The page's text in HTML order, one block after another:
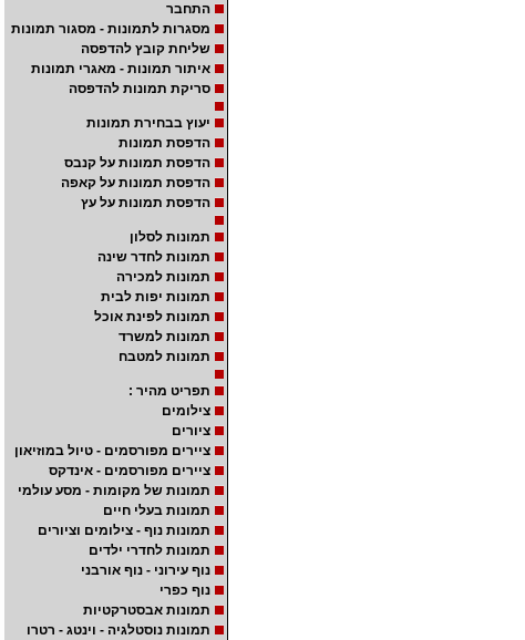
התחבר
מסגרות לתמונות - מסגור תמונות
שליחת קובץ להדפסה
איתור תמונות - מאגרי תמונות
סריקת תמונות להדפסה
יעוץ בבחירת תמונות
הדפסת תמונות
הדפסת תמונות על קנבס
הדפסת תמונות על קאפה
הדפסת תמונות על עץ
תמונות לסלון
תמונות לחדר שינה
תמונות למכירה
תמונות יפות לבית
תמונות לפינת אוכל
תמונות למשרד
תמונות למטבח
תפריט מהיר :
צילומים
ציורים
ציירים מפורסמים - טיול במוזיאון
ציירים מפורסמים - אינדקס
תמונות של מקומות - מסע עולמי
תמונות בעלי חיים
תמונות נוף - צילומים וציורים
תמונות לחדרי ילדים
נוף עירוני - נוף אורבני
נוף כפרי
תמונות אבסטרקטיות
תמונות נוסטלגיה - וינטג - רטרו